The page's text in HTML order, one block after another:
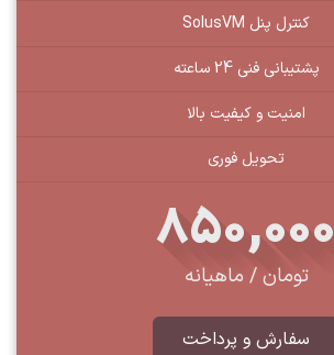
کنترل پنل SolusVM
پشتیبانی فنی 24 ساعته
امنیت و کیفیت بالا
تحویل فوری
850,000
تومان / ماهیانه
سفارش و پرداخت